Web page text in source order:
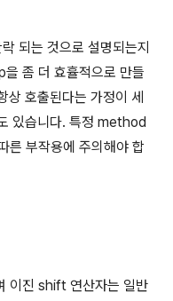
되는 것으로 설명되는지
좀 더 효휼적으로 만들
호출된다는 가정이 세
있습니다. 특정 method
른 부작용에 주의해야 합
이진 shift 연산자는 일반